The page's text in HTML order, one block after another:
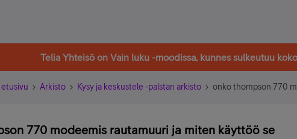
Telia Yhteisö on Vain luku -moodissa, kunnes sulkeutuu
Arkisto Kysy ja keskustele -palstan arkisto onko thompson 770
770 modeemis rautamuuri ja miten käyttöö se